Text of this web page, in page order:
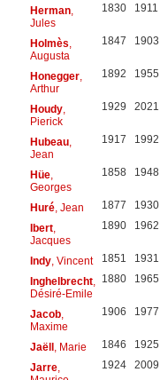
Herman,
Jules
1830 1911
Holmès
Augusta
1847 1903
Honegger,
Arthur
1892 1955
Houdy,
Pierick
1929 2021
Hubeau,
Jean
1917 1992
Hüe,
Georges
1858 1948
Huré, Jean 1877 1930
Ibert,
Jacques
1890 1962
Indy, Vincent 1851 1931
Inghelbrecht,
Désiré-Emile
1880 1965
Jacob,
Maxime
1906 1977
Jaëll, Marie 1846 1925
Jarre,
1924 2009